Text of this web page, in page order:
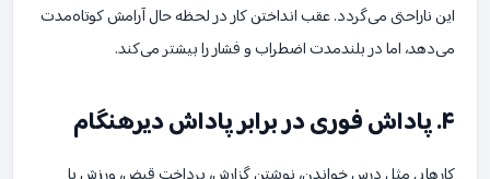
این ناراحتی می‌گردد. عقب انداختن کار در لحظه حال آرامش کوتاه‌مدت
می‌دهد، اما در بلندمدت اضطراب و فشار را بیشتر می‌کند.
۴. پاداش فوری در برابر پاداش دیرهنگام